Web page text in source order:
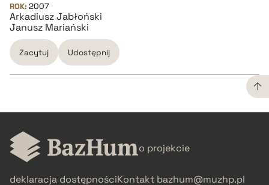
pobierz cytat
BIBTEX
pobierz cytat
ROK: 2007
Arkadiusz Jabłoński
Janusz Mariański
Zacytuj Udostępnij
CZYSTY TEKST
pobierz cytat o projekcie
deklaracja dostępnościKontakt bazhum@muzhp.pl